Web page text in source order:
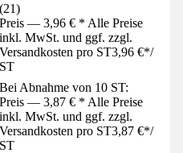
(21)
Preis — 3,96 € * Alle Preise
inkl. MwSt. und ggf. zzgl.
Versandkosten pro ST3,96 €*/
ST
Bei Abnahme von 10 ST:
Preis — 3,87 € * Alle Preise
inkl. MwSt. und ggf. zzgl.
Versandkosten pro ST3,87 €*/
ST